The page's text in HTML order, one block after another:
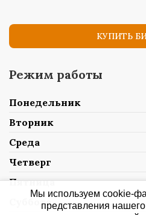
КУПИТЬ
Режим работы
Понедельник
Вторник
Среда
Четверг
Пятница
Суббота
Мы используем cookie-
представления